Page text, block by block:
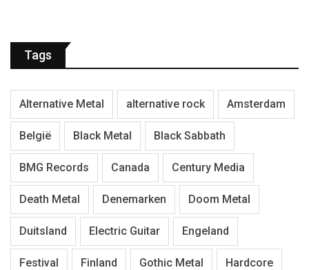
Tags
Alternative Metal alternative rock Amsterdam
België Black Metal Black Sabbath
BMG Records Canada Century Media
Death Metal Denemarken Doom Metal
Duitsland Electric Guitar Engeland
Festival Finland Gothic Metal Hardcore